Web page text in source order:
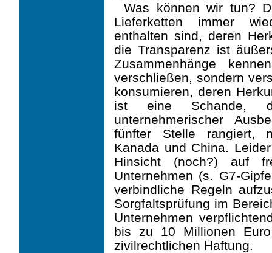
Was können wir tun?
Lieferketten immer
enthalten sind, deren
die Transparenz ist
Zusammenhänge
verschließen, sondern
konsumieren, deren
ist eine Schande,
unternehmerischer
fünfter Stelle rangiert,
Kanada und China.
Hinsicht (noch?) auf
Unternehmen (s. G7-
verbindliche Regeln
Sorgfaltsprüfung im
Unternehmen
bis zu 10 Millionen
zivilrechtlichen Haftung.